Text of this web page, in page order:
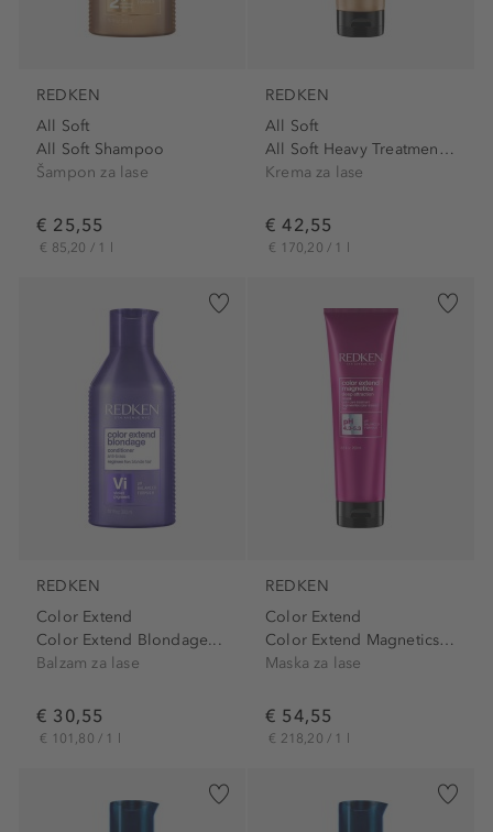
REDKEN
All Soft
All Soft Shampoo
Šampon za lase
€ 25,55
€ 85,20 / 1 l
REDKEN
All Soft
All Soft Heavy Treatment Cream
Krema za lase
€ 42,55
€ 170,20 / 1 l
REDKEN
Color Extend
Color Extend Blondage...
Balzam za lase
€ 30,55
€ 101,80 / 1 l
REDKEN
Color Extend
Color Extend Magnetics Mega...
Maska za lase
€ 54,55
€ 218,20 / 1 l